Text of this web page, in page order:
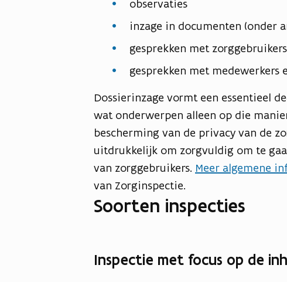
observaties
inzage in documenten (onder
gesprekken met
gesprekken met medewerkers
Dossierinzage vormt een essentieel
wat onderwerpen alleen op die
bescherming van de privacy van de
uitdrukkelijk om zorgvuldig om te
van zorggebruikers. Meer algemene
van Zorginspectie.
Soorten inspecties
Inspectie met focus op de